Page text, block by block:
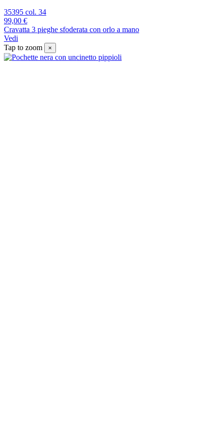
35395 col. 34
99,00 €
Cravatta 3 pieghe sfoderata con orlo a mano
Vedi
Tap to zoom
×